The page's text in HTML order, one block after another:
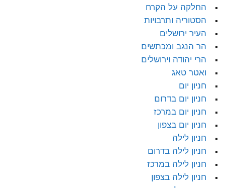
החלקה על הקרח
הסטוריה ותרבויות
העיר ירושלים
הר הנגב ומכתשים
הרי יהודה וירושלים
ואטר טאג
חניון יום
חניון יום בדרום
חניון יום במרכז
חניון יום בצפון
חניון לילה
חניון לילה בדרום
חניון לילה במרכז
חניון לילה בצפון